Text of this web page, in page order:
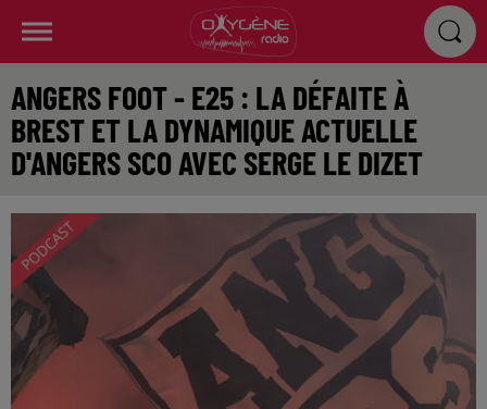
ANGERS FOOT - E25 : LA DÉFAITE À
BREST ET LA DYNAMIQUE ACTUELLE
D'ANGERS SCO AVEC SERGE LE DIZET